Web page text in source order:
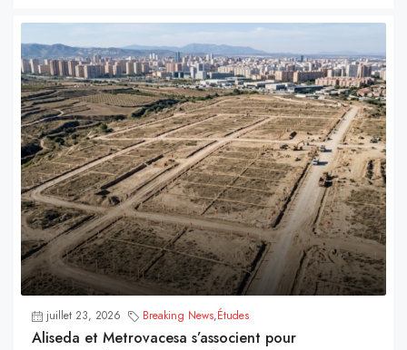
juillet 23, 2026 Breaking News,Études
Aliseda et Metrovacesa s’associent pour